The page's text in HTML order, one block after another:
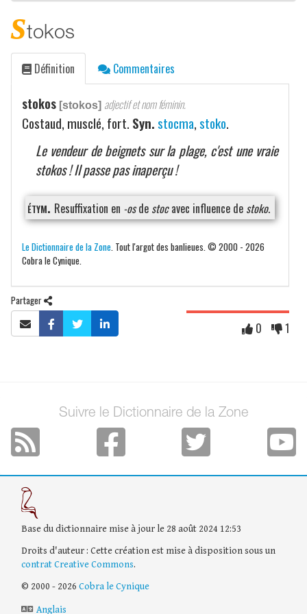
stokos
Définition Commentaires
stokos [stokos] adjectif et nom féminin.
Costaud, musclé, fort. Syn.stocma,stoko.
Le vendeur de beignets sur la plage, c'est une vraie
stokos ! Il passe pas inaperçu !
étym. Resuffixation en -osde stocavec influence de stoko.
Le Dictionnaire de la Zone . Tout l'argot des banlieues. © 2000 - 2026
Cobra le Cynique.
Partager
0 1
Suivre le Dictionnaire de la Zone
Base du dictionnaire mise à jour le 28 août 2024 12:53
Droits d'auteur : Cette création est mise à disposition sous un
contrat Creative Commons.
© 2000 - 2026 Cobra le Cynique
Anglais